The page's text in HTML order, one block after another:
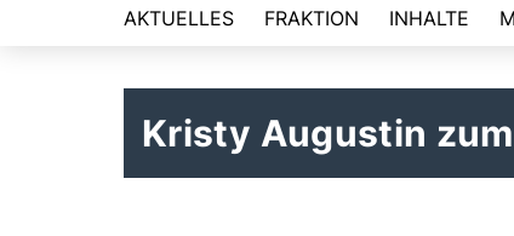
AKTUELLES FRAKTION INHALTE
Kristy Augustin